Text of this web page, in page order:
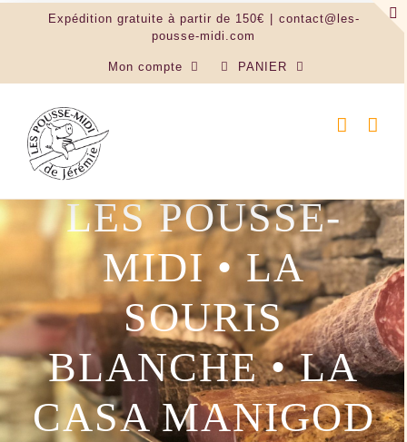
Expédition gratuite à partir de 150€
contact@les-
pousse-midi.com
Mon compte PANIER
LES POUSSE-
MIDI • LA
SOURIS
BLANCHE • LA
CASA MANIGOD